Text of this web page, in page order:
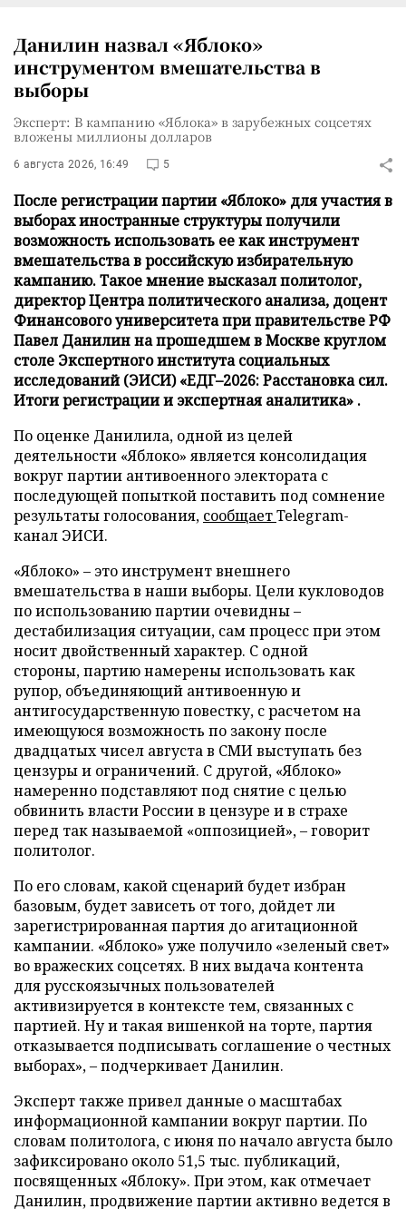
Данилин назвал «Яблоко»
инструментом вмешательства в
выборы
Эксперт: В кампанию «Яблока» в зарубежных соцсетях
вложены миллионы долларов
6 августа 2026, 16:49 5
После регистрации партии «Яблоко» для участия в
выборах иностранные структуры получили
возможность использовать ее как инструмент
вмешательства в российскую избирательную
кампанию. Такое мнение высказал политолог,
директор Центра политического анализа, доцент
Финансового университета при правительстве РФ
Павел Данилин на прошедшем в Москве круглом
столе Экспертного института социальных
исследований (ЭИСИ) «ЕДГ–2026: Расстановка сил.
Итоги регистрации и экспертная аналитика» .
По оценке Данилила, одной из целей
деятельности «Яблоко» является консолидация
вокруг партии антивоенного электората с
последующей попыткой поставить под сомнение
результаты голосования, сообщаетTelegram-
канал ЭИСИ.
«Яблоко» – это инструмент внешнего
вмешательства в наши выборы. Цели кукловодов
по использованию партии очевидны –
дестабилизация ситуации, сам процесс при этом
носит двойственный характер. С одной
стороны, партию намерены использовать как
рупор, объединяющий антивоенную и
антигосударственную повестку, с расчетом на
имеющуюся возможность по закону после
двадцатых чисел августа в СМИ выступать без
цензуры и ограничений. С другой, «Яблоко»
намеренно подставляют под снятие с целью
обвинить власти России в цензуре и в страхе
перед так называемой «оппозицией», – говорит
политолог.
По его словам, какой сценарий будет избран
базовым, будет зависеть от того, дойдет ли
зарегистрированная партия до агитационной
кампании. «Яблоко» уже получило «зеленый свет»
во вражеских соцсетях. В них выдача контента
для русскоязычных пользователей
активизируется в контексте тем, связанных с
партией. Ну и такая вишенкой на торте, партия
отказывается подписывать соглашение о честных
выборах», – подчеркивает Данилин.
Эксперт также привел данные о масштабах
информационной кампании вокруг партии. По
словам политолога, с июня по начало августа было
зафиксировано около 51,5 тыс. публикаций,
посвященных «Яблоку». При этом, как отмечает
Данилин, продвижение партии активно ведется в